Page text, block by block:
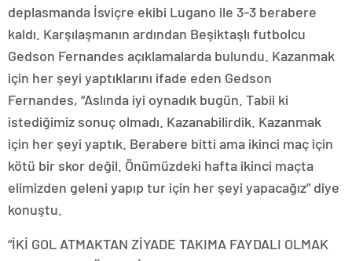
deplasmanda İsviçre ekibi Lugano ile 3-3 berabere
kaldı. Karşılaşmanın ardından Beşiktaşlı futbolcu
Gedson Fernandes açıklamalarda bulundu. Kazanmak
için her şeyi yaptıklarını ifade eden Gedson
Fernandes, “Aslında iyi oynadık bugün. Tabii ki
istediğimiz sonuç olmadı. Kazanabilirdik. Kazanmak
için her şeyi yaptık. Berabere bitti ama ikinci maç için
kötü bir skor değil. Önümüzdeki hafta ikinci maçta
elimizden geleni yapıp tur için her şeyi yapacağız” diye
konuştu.
“İKİ GOL ATMAKTAN ZİYADE TAKIMA FAYDALI OLMAK